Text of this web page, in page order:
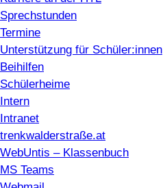
Sprechstunden
Termine
Unterstützung für Schüler:innen
Beihilfen
Schülerheime
Intern
Intranet
trenkwalderstraße.at
WebUntis – Klassenbuch
MS Teams